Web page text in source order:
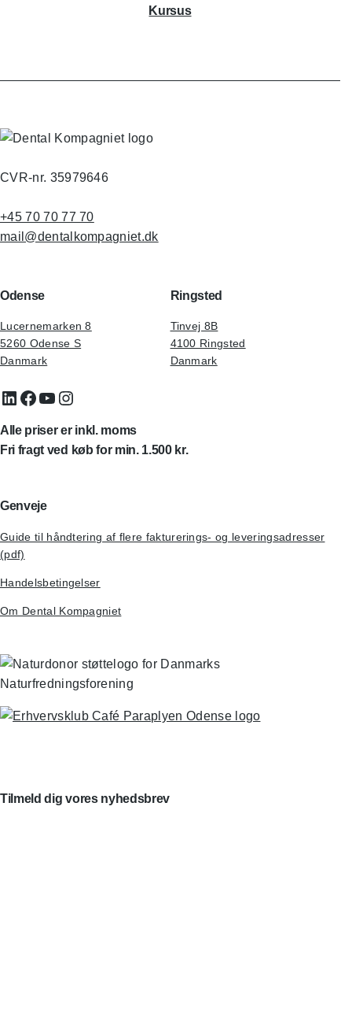
Kursus
CVR-nr. 35979646
+45 70 70 77 70
mail@dentalkompagniet.dk
Odense
Lucernemarken 8
5260 Odense S
Danmark
Ringsted
Tinvej 8B
4100 Ringsted
Danmark
LinkedIn Facebook YouTube Instagram
Alle priser er inkl. moms
Fri fragt ved køb for min. 1.500 kr.
Genveje
Guide til håndtering af flere fakturerings- og leveringsadresser
(pdf)
Handelsbetingelser
Om Dental Kompagniet
Tilmeld dig vores nyhedsbrev